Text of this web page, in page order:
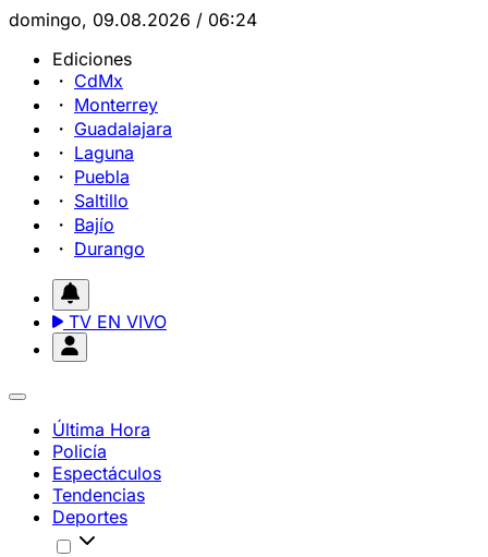
domingo, 09.08.2026 / 06:24
Ediciones
CdMx
Monterrey
Guadalajara
Laguna
Puebla
Saltillo
Bajío
Durango
TV EN VIVO
Última Hora
Policía
Espectáculos
Tendencias
Deportes